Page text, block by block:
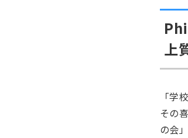
上
「学
その
の会